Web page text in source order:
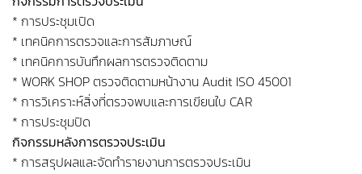
* การประชุมเปิด
* เทคนิคการตรวจและการสัมภาษณ์
* เทคนิคการบันทึกผลการตรวจติดตาม
* WORK SHOP ตรวจติดตามหน้างาน Audit ISO 45001
* การวิเคราะห์สิ่งที่ตรวจพบและการเขียนใบ CAR
* การประชุมปิด
กิจกรรมหลังการตรวจประเมิน
* การสรุปผลและจัดทำรายงานการตรวจประเมิน